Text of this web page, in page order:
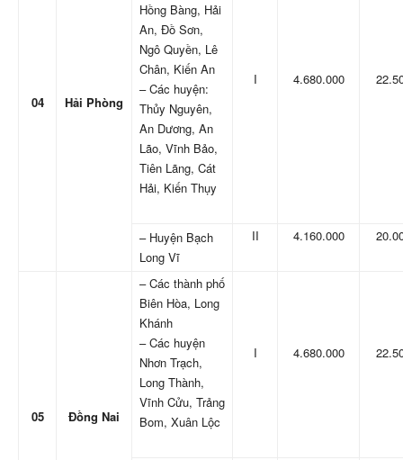
04 Hải Phòng
Hồng Bàng, Hải
An, Đồ Sơn,
Ngô Quyền, Lê
Chân, Kiến An
– Các huyện:
Thủy Nguyên,
An Dương, An
Lão, Vĩnh Bảo,
Tiên Lãng, Cát
Hải, Kiến Thụy
I 4.680.000
– Huyện Bạch
Long Vĩ
II 4.160.000
05 Đồng Nai
– Các thành phố
Biên Hòa, Long
Khánh
– Các huyện
Nhơn Trạch,
Long Thành,
Vĩnh Cửu, Trảng
Bom, Xuân Lộc
I 4.680.000